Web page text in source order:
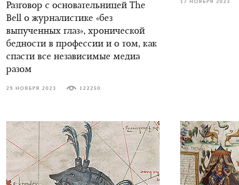
Разговор с основательницей The
Bell о журналистике «без
выпученных глаз», хронической
бедности в профессии и о том, как
спасти все независимые медиа
разом
29 НОЯБРЯ 2023 122250
17 НОЯБРЯ 2023